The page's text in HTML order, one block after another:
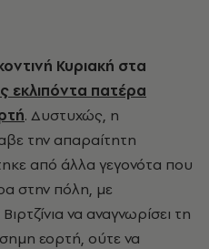
Κυριακή στα
πατέρα
. Δυστυχώς, η
την απαραίτητη
από άλλα γεγονότα που
στην πόλη, με
να αναγνωρίσει τη
εορτή, ούτε να